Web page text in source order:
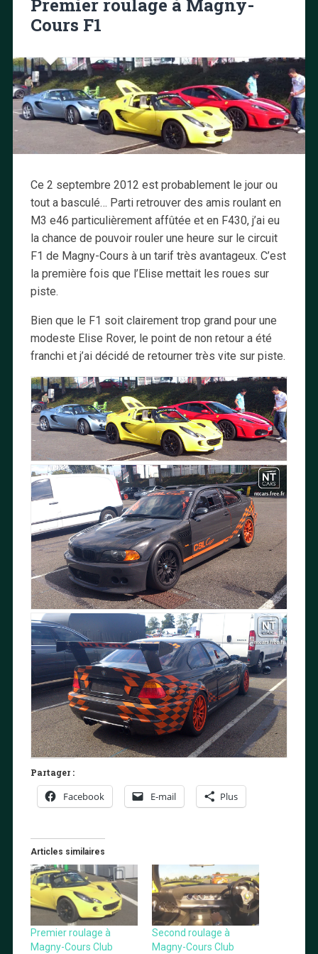
Premier roulage à Magny-
Cours F1
Ce 2 septembre 2012 est probablement le jour ou
tout a basculé… Parti retrouver des amis roulant en
M3 e46 particulièrement affûtée et en F430, j’ai eu
la chance de pouvoir rouler une heure sur le circuit
F1 de Magny-Cours à un tarif très avantageux. C’est
la première fois que l’Elise mettait les roues sur
piste.
Bien que le F1 soit clairement trop grand pour une
modeste Elise Rover, le point de non retour a été
franchi et j’ai décidé de retourner très vite sur piste.
Partager :
Facebook E-mail Plus
Articles similaires
Premier roulage à
Magny-Cours Club
Second roulage à
Magny-Cours Club